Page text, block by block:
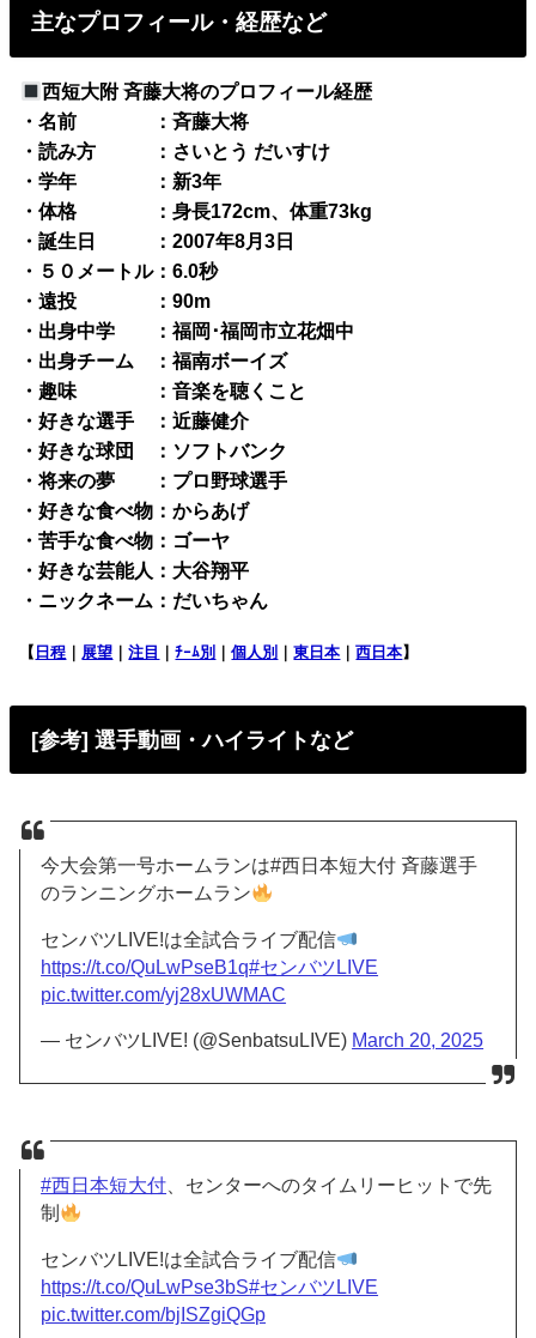
主なプロフィール・経歴など
西短大附 斉藤大将のプロフィール経歴
・名前 ：斉藤大将
・読み方 ：さいとう だいすけ
・学年 ：新3年
・体格 ：身長172cm、体重73kg
・誕生日 ：2007年8月3日
・５０メートル：6.0秒
・遠投 ：90m
・出身中学 ：福岡･福岡市立花畑中
・出身チーム ：福南ボーイズ
・趣味 ：音楽を聴くこと
・好きな選手 ：近藤健介
・好きな球団 ：ソフトバンク
・将来の夢 ：プロ野球選手
・好きな食べ物：からあげ
・苦手な食べ物：ゴーヤ
・好きな芸能人：大谷翔平
・ニックネーム：だいちゃん
【 日程 ｜ 展望 ｜注目 ｜ﾁｰﾑ別 ｜個人別 ｜東日本 ｜西日本】
[参考] 選手動画・ハイライトなど
今大会第一号ホームランは#西日本短大付 斉藤選手
のランニングホームラン
センバツLIVE!は全試合ライブ配信
https://t.co/QuLwPseB1q#センバツLIVE
pic.twitter.com/yj28xUWMAC
— センバツLIVE! (@SenbatsuLIVE) March 20, 2025
#西日本短大付 、センターへのタイムリーヒットで先
制
センバツLIVE!は全試合ライブ配信
https://t.co/QuLwPse3bS#センバツLIVE
pic.twitter.com/bjISZgiQGp